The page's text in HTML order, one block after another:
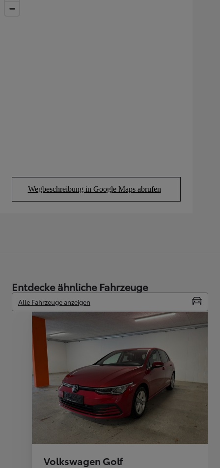
Wegbeschreibung in Google Maps abrufen
(Opens in new tab)
Entdecke ähnliche Fahrzeuge
Alle Fahrzeuge anzeigen
Volkswagen Golf